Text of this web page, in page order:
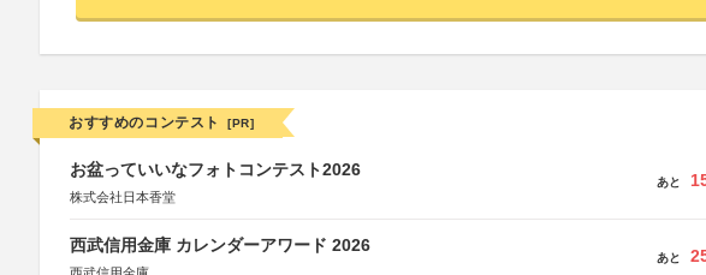
おすすめのコンテスト [PR]
お盆っていいなフォトコンテスト2026
株式会社日本香堂
あと
西武信用金庫 カレンダーアワード 2026
あと